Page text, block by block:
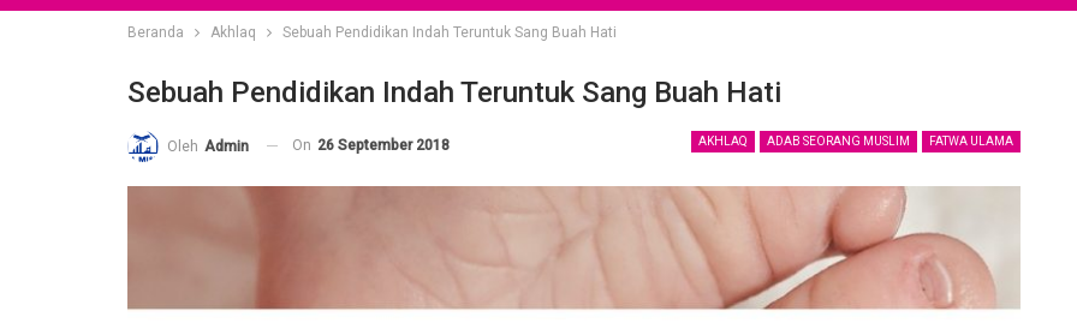
Beranda Akhlaq Sebuah Pendidikan Indah Teruntuk Sang Buah Hati
Sebuah Pendidikan Indah Teruntuk Sang Buah Hati
AKHLAQ ADAB SEORANG MUSLIM FATWA ULAMA
Oleh Admin On 26 September 2018
Ucapan Yang Ringan Namun Berbahaya
6 December 2021